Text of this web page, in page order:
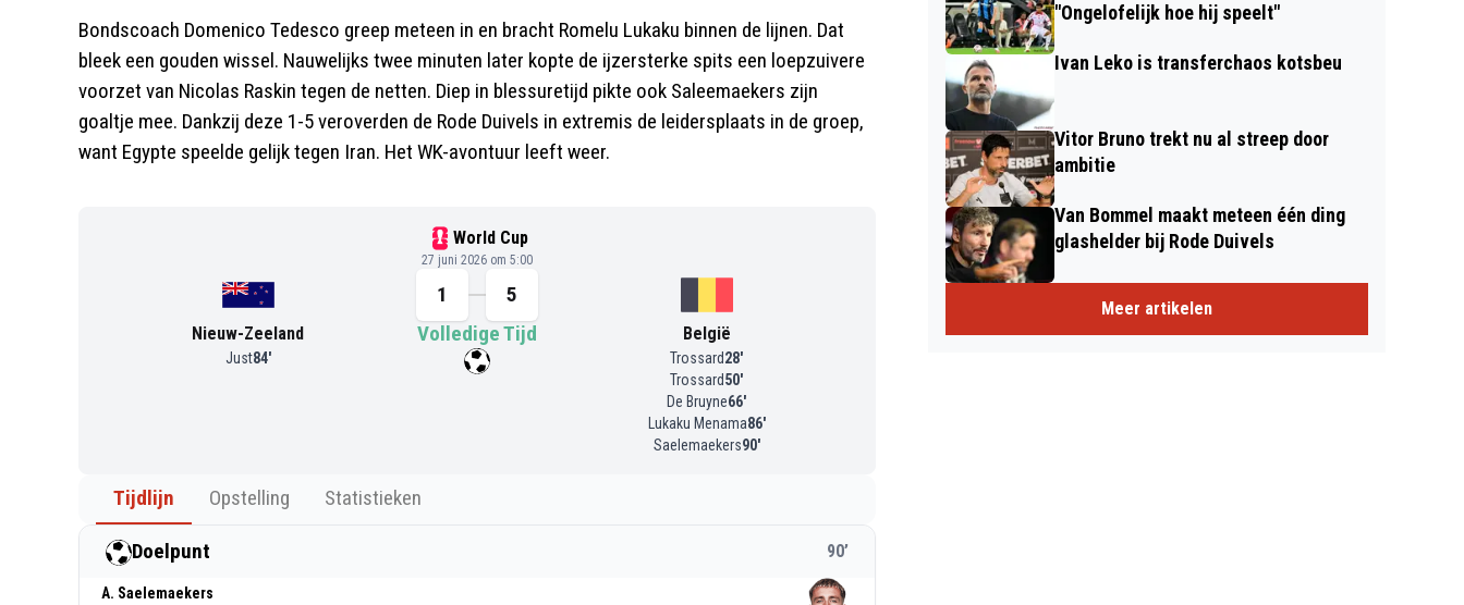
Bondscoach Domenico Tedesco greep meteen in en bracht Romelu Lukaku binnen de lijnen. Dat
bleek een gouden wissel. Nauwelijks twee minuten later kopte de ijzersterke spits een loepzuivere
voorzet van Nicolas Raskin tegen de netten. Diep in blessuretijd pikte ook Saleemaekers zijn
goaltje mee. Dankzij deze 1-5 veroverden de Rode Duivels in extremis de leidersplaats in de groep,
want Egypte speelde gelijk tegen Iran. Het WK-avontuur leeft weer.
World Cup
27 juni 2026 om 5:00
Nieuw-Zeeland
Just84'
1
5
Volledige Tijd
België
Trossard28'
Trossard50'
De Bruyne66'
Lukaku Menama86'
Saelemaekers90'
Tijdlijn Opstelling Statistieken
Doelpunt 90’
A. Saelemaekers
"Ongelofelijk hoe hij speelt"
Ivan Leko is transferchaos kotsbeu
Vitor Bruno trekt nu al streep door
ambitie
Van Bommel maakt meteen één ding
glashelder bij Rode Duivels
Meer artikelen